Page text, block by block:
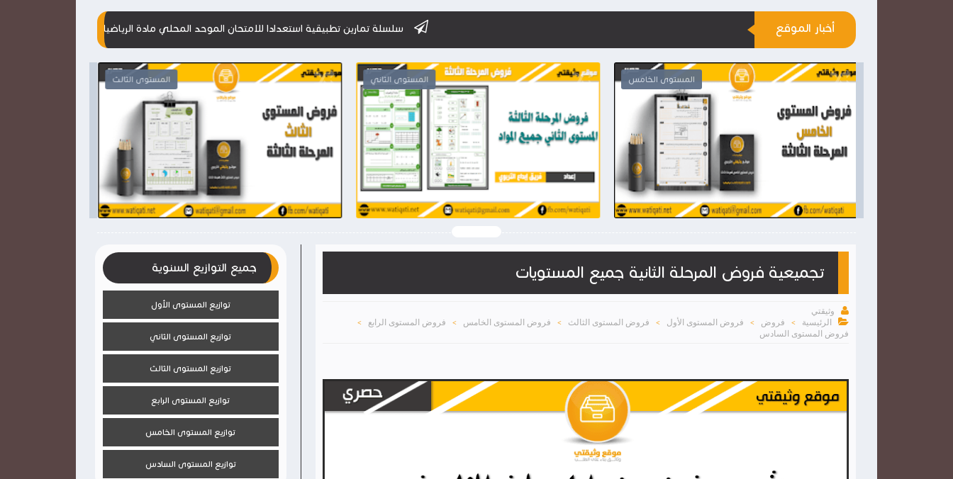
أخبار الموقع سلسلة تمارين تطبيقية استعدادا للامتحان الموحد المحلي مادة الرياضيات مقترحات جديدة للامتحانات
المستوى الثالث
2026-03-28
وثيقتي
شاهد الموضوع
المستوى الثاني
2026-03-28
وثيقتي
شاهد الموضوع
المستوى الخامس
2026-03-28
وثيقتي
شاهد الموضوع
تجميعية فروض المرحلة الثانية جميع المستويات

وثيقتي

الرئيسية > فروض > فروض المستوى الأول > فروض المستوى الثالث > فروض المستوى الخامس > فروض المستوى الرابع >
فروض المستوى السادس
جميع التوازيع السنوية
توازيع المستوى الأول
توازيع المستوى الثاني
توازيع المستوى الثالث
توازيع المستوى الرابع
توازيع المستوى الخامس
توازيع المستوى السادس